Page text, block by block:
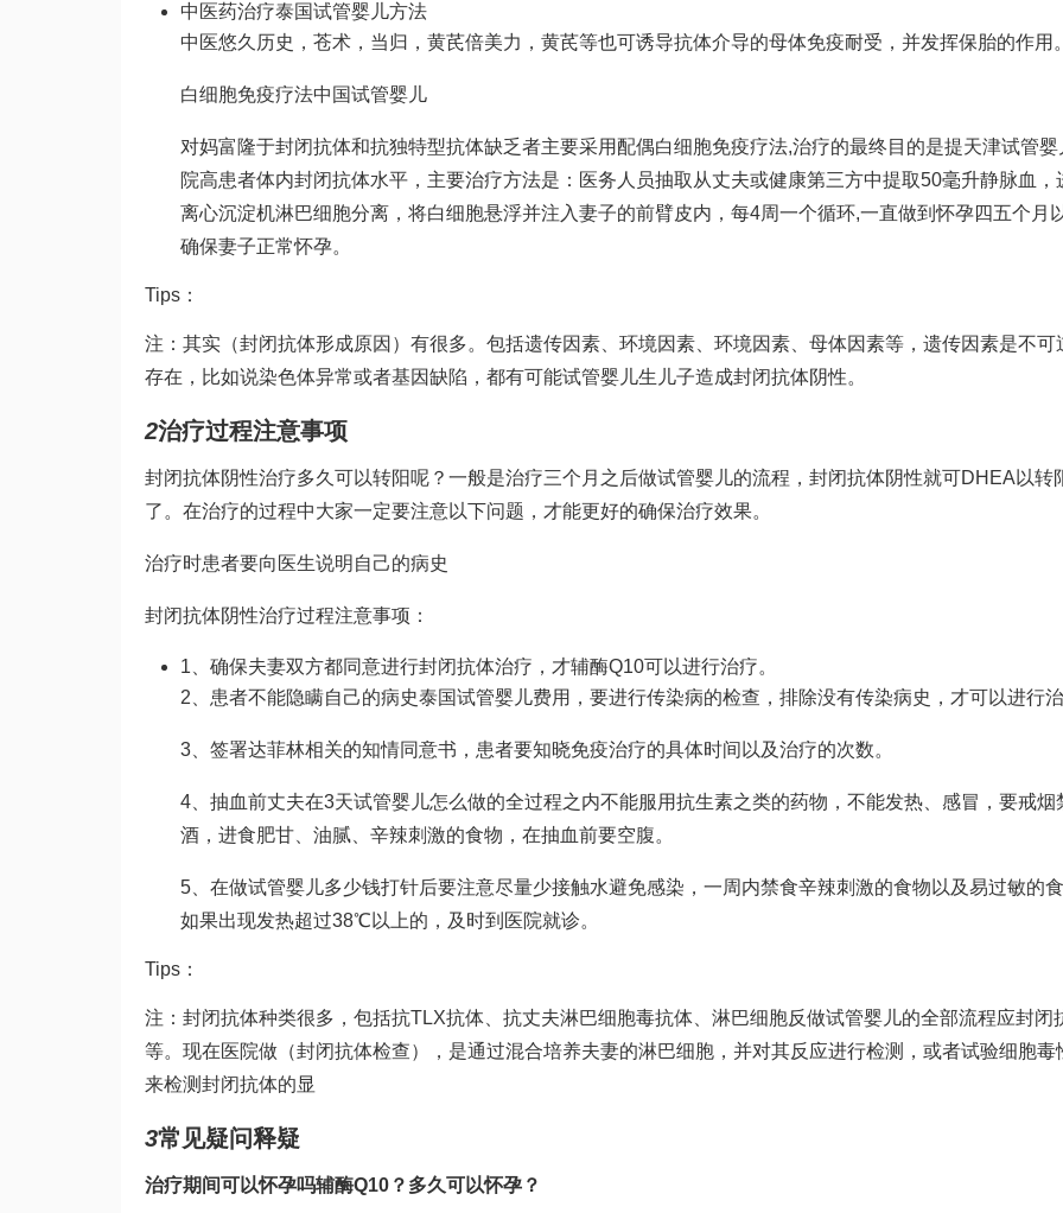
中医药治疗泰国试管婴儿方法
中医悠久历史，苍术，当归，黄芪倍美力 ，黄芪等也可诱导抗体介导的母体免疫耐受，并发挥保胎的作用。
白细胞免疫疗法中国试管婴儿
对妈富隆于封闭抗体和抗独特型抗体缺乏者主要采用配偶白细胞免疫疗法,治疗的最终目的是提天津试管婴
院高患者体内封闭抗体水平，主要治疗方法是：医务人员抽取从丈夫或健康第三方中提取50毫升静脉血，
离心沉淀机淋巴细胞分离，将白细胞悬浮并注入妻子的前臂皮内，每4周一个循环,一直做到怀孕四五个月
确保妻子正常怀孕。
Tips：
注：其实（封闭抗体形成原因）有很多。包括遗传因素、环境因素、环境因素、母体因素等，遗传因素是不可
存在，比如说染色体异常或者基因缺陷，都有可能试管婴儿生儿子造成封闭抗体阴性。
2治疗过程注意事项
封闭抗体阴性治疗多久可以转阳呢？一般是治疗三个月之后做试管婴儿的流程 ，封闭抗体阴性就可DHEA 以转
了。在治疗的过程中大家一定要注意以下问题，才能更好的确保治疗效果。
治疗时患者要向医生说明自己的病史
封闭抗体阴性治疗过程注意事项：
1、确保夫妻双方都同意进行封闭抗体治疗，才辅酶Q10可以进行治疗。
2、患者不能隐瞒自己的病史泰国试管婴儿费用 ，要进行传染病的检查，排除没有传染病史，才可以进行治
3、签署达菲林相关的知情同意书，患者要知晓免疫治疗的具体时间以及治疗的次数。
4、抽血前丈夫在3天试管婴儿怎么做的全过程之内不能服用抗生素之类的药物，不能发热、感冒，要戒烟
酒，进食肥甘、油腻、辛辣刺激的食物，在抽血前要空腹。
5、在做试管婴儿多少钱打针后要注意尽量少接触水避免感染，一周内禁食辛辣刺激的食物以及易过敏的食
如果出现发热超过38℃以上的，及时到医院就诊。
Tips：
注：封闭抗体种类很多，包括抗TLX抗体、抗丈夫淋巴细胞毒抗体、淋巴细胞反做试管婴儿的全部流程应封闭
等。现在医院做（封闭抗体检查），是通过混合培养夫妻的淋巴细胞，并对其反应进行检测，或者试验细胞毒
来检测封闭抗体的显
3常见疑问释疑
治疗期间可以怀孕吗辅酶Q10 ？多久可以怀孕？